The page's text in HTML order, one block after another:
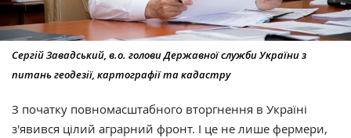
Сергій Завадський, в.о. голови Державної служби України з
питань геодезії, картографії та кадастру
З початку повномасштабного вторгнення в Україні
з'явився цілий аграрний фронт. І це не лише фермери,